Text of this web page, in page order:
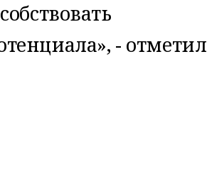
- отметил